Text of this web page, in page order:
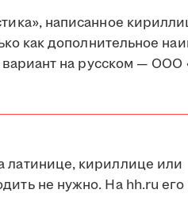
написанное
как дополнительное
на русском — ООО
латинице, кириллице или
не нужно. На hh.ru